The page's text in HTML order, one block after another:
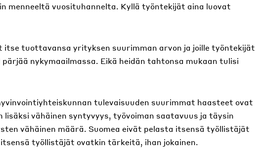
menneeltä vuosituhannelta. Kyllä työntekijät aina luovat
tuottavansa yrityksen suurimman arvon ja joille työntekijät
nykymaailmassa. Eikä heidän tahtonsa mukaan tulisi
tulevaisuuden suurimmat haasteet ovat
vähäinen syntyvyys, työvoiman saatavuus ja täysin
vähäinen määrä. Suomea eivät pelasta itsensä työllistäjät
työllistäjät ovatkin tärkeitä, ihan jokainen.